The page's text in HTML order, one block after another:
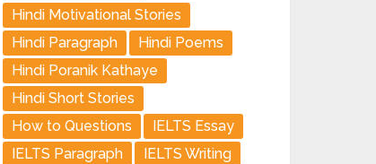
Hindi Motivational Stories
Hindi Paragraph
Hindi Poems
Hindi Poranik Kathaye
Hindi Short Stories
How to Questions
IELTS Essay
IELTS Paragraph
IELTS Writing